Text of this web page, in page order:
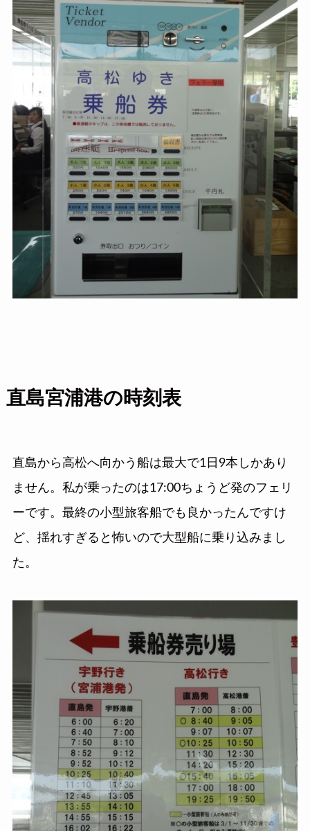
直島宮浦港の時刻表
直島から高松へ向かう船は最大で1日9本しかあり
ません。私が乗ったのは17:00ちょうど発のフェリ
ーです。最終の小型旅客船でも良かったんですけ
ど、揺れすぎると怖いので大型船に乗り込みまし
た。